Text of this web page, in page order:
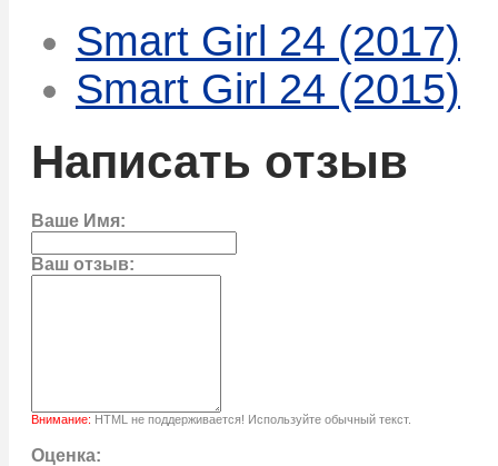
Smart Girl 24 (2017)
Smart Girl 24 (2015)
Написать отзыв
Ваше Имя:
Ваш отзыв:
Внимание: HTML не поддерживается! Используйте обычный текст.
Оценка: